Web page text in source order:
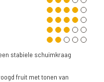
stabiele schuimkraag
fruit met tonen van